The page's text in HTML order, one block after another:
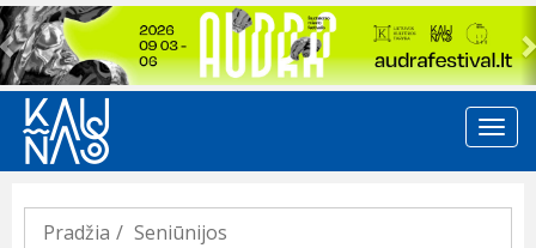
Previous
Pradžia
Seniūnijos